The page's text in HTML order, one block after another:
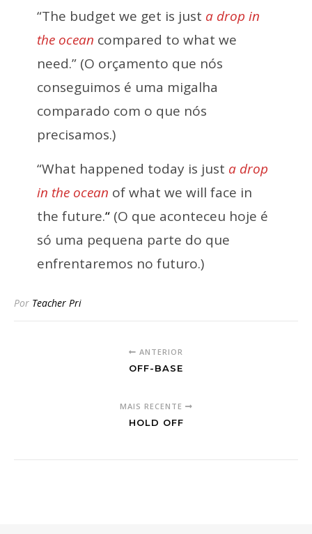
“The budget we get is just a drop in
the ocean compared to what we
need.” (O orçamento que nós
conseguimos é uma migalha
comparado com o que nós
precisamos.)
“What happened today is just a drop
in the ocean of what we will face in
the future.“(O que aconteceu hoje é
só uma pequena parte do que
enfrentaremos no futuro.)
Por Teacher Pri
ANTERIOR
OFF-BASE
MAIS RECENTE
HOLD OFF